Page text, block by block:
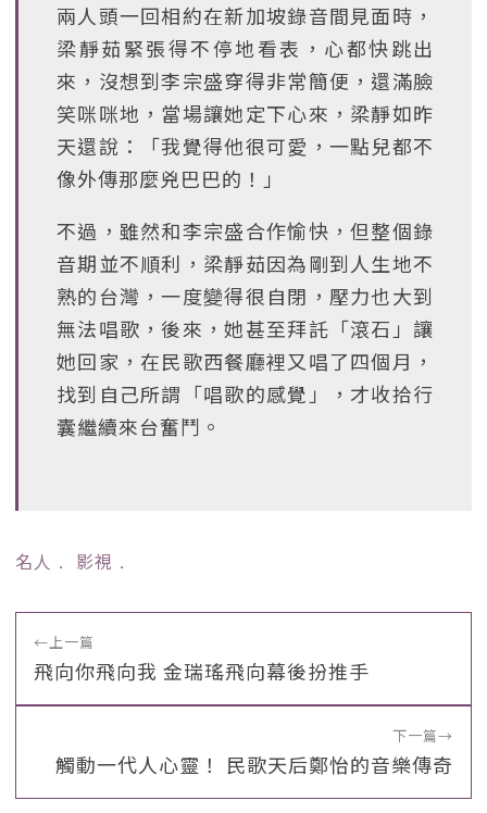
兩人頭一回相約在新加坡錄音間見面時，
梁靜茹緊張得不停地看表，心都快跳出
來，沒想到李宗盛穿得非常簡便，還滿臉
笑咪咪地，當場讓她定下心來，梁靜如昨
天還說：「我覺得他很可愛，一點兒都不
像外傳那麼兇巴巴的！」
不過，雖然和李宗盛合作愉快，但整個錄
音期並不順利，梁靜茹因為剛到人生地不
熟的台灣，一度變得很自閉，壓力也大到
無法唱歌，後來，她甚至拜託「滾石」讓
她回家，在民歌西餐廳裡又唱了四個月，
找到自己所謂「唱歌的感覺」，才收拾行
囊繼續來台奮鬥。
名人 ﹒ 影視 ﹒
←上一篇
飛向你飛向我 金瑞瑤飛向幕後扮推手
下一篇→
觸動一代人心靈！ 民歌天后鄭怡的音樂傳奇